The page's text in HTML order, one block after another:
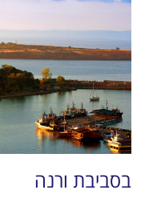
בסביבת ורנה